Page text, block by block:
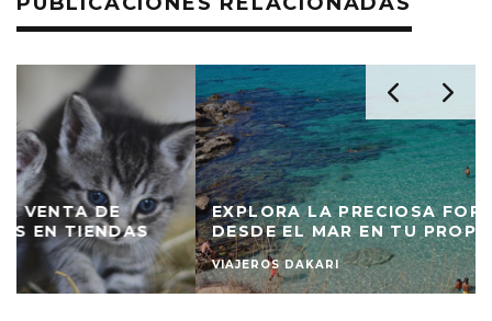
EXPLORA LA PRECIOSA FORMENTERA
DESDE EL MAR EN TU PROPIO BARCO
VIAJEROS DAKARI